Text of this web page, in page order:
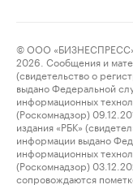
© ООО
2026. Сообщения и
(свидетельство о
выдано Федеральной
информационных
(Роскомнадзор)
издания «РБК»
информации выдано
информационных
(Роскомнадзор)
сопровождаются